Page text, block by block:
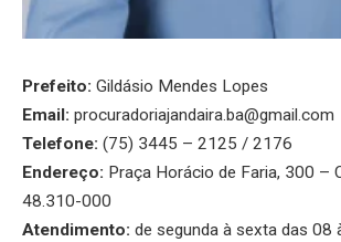
Prefeito: Gildásio Mendes Lopes
Email: procuradoriajandaira.ba@gmail.com
Telefone: (75) 3445 – 2125 / 2176
Endereço: Praça Horácio de Faria, 300 –
48.310-000
Atendimento: de segunda à sexta das 08